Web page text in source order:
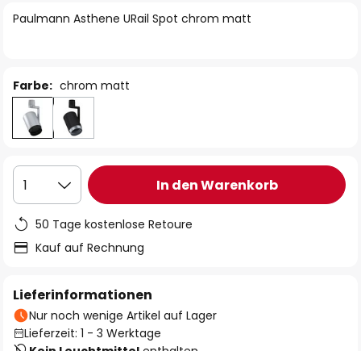
Paulmann Asthene URail Spot chrom matt
Farbe: chrom matt
1 In den Warenkorb
50 Tage kostenlose Retoure
Kauf auf Rechnung
Lieferinformationen
Nur noch wenige Artikel auf Lager
Lieferzeit: 1 - 3 Werktage